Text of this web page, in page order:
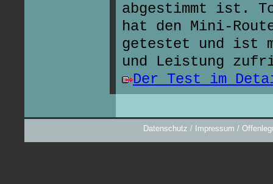
abgestimmt ist.
hat den Mini-
getestet und ist
und Leistung
Der Test im
Datenschutz / Impressum /